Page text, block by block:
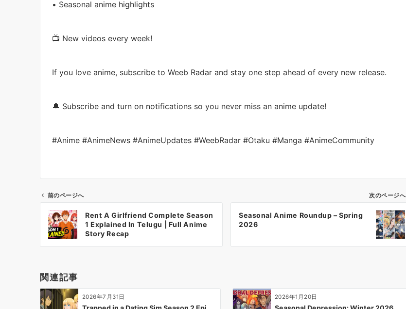
• Seasonal anime highlights
📺 New videos every week!
If you love anime, subscribe to Weeb Radar and stay one step ahead of every new release.
🔔 Subscribe and turn on notifications so you never miss an anime update!
#Anime #AnimeNews #AnimeUpdates #WeebRadar #Otaku #Manga #AnimeCommunity
シ
ョ
ン
前のページへ
Rent A Girlfriend Complete Season
1 Explained In Telugu | Full Anime
Story Recap
次のページへ
Seasonal Anime Roundup – Spring
2026
関連記事
2026年7月31日 2026年1月20日